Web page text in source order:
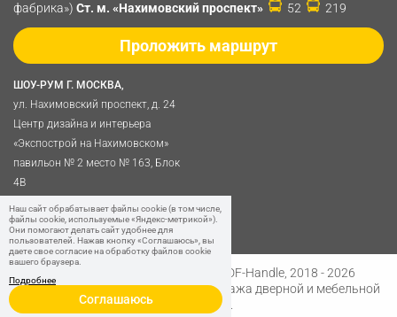
ШОУ-РУМ Г. МОСКВА,
ул. Нахимовский проспект, д. 24
Центр дизайна и интерьера
«Экспострой на Нахимовском»
павильон № 2 место № 163, Блок
4B
Политика обработки
персональных данных
фабрика») Ст. м. «Нахимовский проспект» 52 219
Проложить маршрут
© SDF-Handle, 2018 - 2026
Интернет-магазин и розничная продажа дверной и мебельной
фурнитуры.
Наш сайт обрабатывает файлы cookie (в том числе,
файлы cookie, используемые «Яндекс-метрикой»).
Они помогают делать сайт удобнее для
пользователей. Нажав кнопку «Соглашаюсь», вы
даете свое согласие на обработку файлов cookie
вашего браузера.
Подробнее
Соглашаюсь